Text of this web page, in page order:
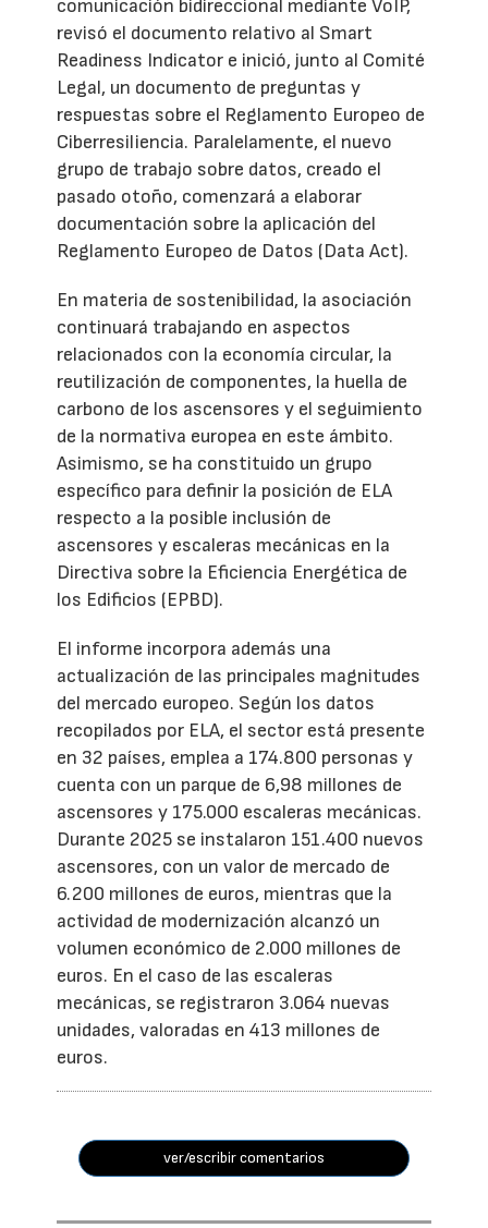
comunicación bidireccional mediante VoIP,
revisó el documento relativo al Smart
Readiness Indicator e inició, junto al Comité
Legal, un documento de preguntas y
respuestas sobre el Reglamento Europeo de
Ciberresiliencia. Paralelamente, el nuevo
grupo de trabajo sobre datos, creado el
pasado otoño, comenzará a elaborar
documentación sobre la aplicación del
Reglamento Europeo de Datos (Data Act).
En materia de sostenibilidad, la asociación
continuará trabajando en aspectos
relacionados con la economía circular, la
reutilización de componentes, la huella de
carbono de los ascensores y el seguimiento
de la normativa europea en este ámbito.
Asimismo, se ha constituido un grupo
específico para definir la posición de ELA
respecto a la posible inclusión de
ascensores y escaleras mecánicas en la
Directiva sobre la Eficiencia Energética de
los Edificios (EPBD).
El informe incorpora además una
actualización de las principales magnitudes
del mercado europeo. Según los datos
recopilados por ELA, el sector está presente
en 32 países, emplea a 174.800 personas y
cuenta con un parque de 6,98 millones de
ascensores y 175.000 escaleras mecánicas.
Durante 2025 se instalaron 151.400 nuevos
ascensores, con un valor de mercado de
6.200 millones de euros, mientras que la
actividad de modernización alcanzó un
volumen económico de 2.000 millones de
euros. En el caso de las escaleras
mecánicas, se registraron 3.064 nuevas
unidades, valoradas en 413 millones de
euros.
ver/escribir comentarios